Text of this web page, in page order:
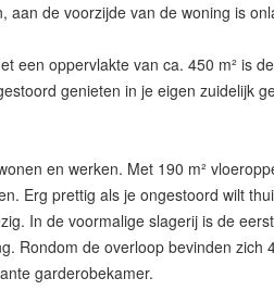
aan de voorzijde van de woning is
een oppervlakte van ca. 450 m² is
genieten in je eigen zuidelijk
en werken. Met 190 m²
Erg prettig als je ongestoord wilt
In de voormalige slagerij is de
Rondom de overloop bevinden
garderobekamer.